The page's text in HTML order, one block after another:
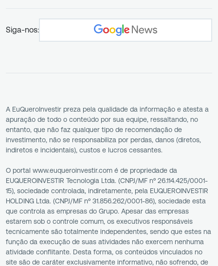
Siga-nos:
A EuQueroInvestir preza pela qualidade da informação e atesta a
apuração de todo o conteúdo por sua equipe, ressaltando, no
entanto, que não faz qualquer tipo de recomendação de
investimento, não se responsabiliza por perdas, danos (diretos,
indiretos e incidentais), custos e lucros cessantes.
O portal www.euqueroinvestir.com é de propriedade da
EUQUEROINVESTIR Tecnologia Ltda. (CNPJ/MF nº 26.114.425/0001-
15), sociedade controlada, indiretamente, pela EUQUEROINVESTIR
HOLDING Ltda. (CNPJ/MF nº 31.856.262/0001-86), sociedade esta
que controla as empresas do Grupo. Apesar das empresas
estarem sob o controle comum, os executivos responsáveis
tecnicamente são totalmente independentes, sendo que estes na
função da execução de suas atividades não exercem nenhuma
atividade conflitante. Desta forma, os conteúdos vinculados no
site são de caráter exclusivamente informativo, não sofrendo, de